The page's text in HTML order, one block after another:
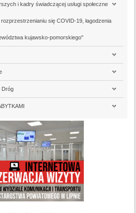
i kadry świadczącej usługi społeczne
się COVID-19, łagodzenia
kujawsko-pomorskiego"
Dróg